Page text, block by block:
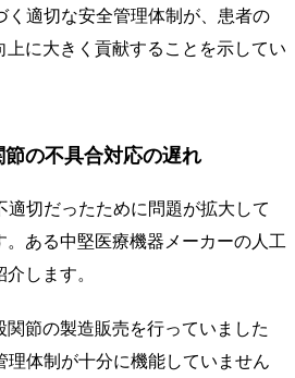
く適切な安全管理体制が、患者の
に大きく貢献することを示してい
の不具合対応の遅れ
適切だったために問題が拡大して
。ある中堅医療機器メーカーの人工
します。
関節の製造販売を行っていました
理体制が十分に機能していません